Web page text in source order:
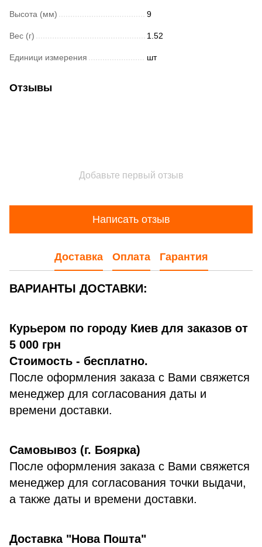
Высота (мм) 9
Вес (г) 1.52
Единици измерения шт
Отзывы
Добавьте первый отзыв
Написать отзыв
Доставка Оплата Гарантия
ВАРИАНТЫ ДОСТАВКИ:
Курьером по городу Киев для заказов от
5 000 грн
Стоимость - бесплатно.
После оформления заказа с Вами свяжется
менеджер для согласования даты и
времени доставки.
Самовывоз (г. Боярка)
После оформления заказа с Вами свяжется
менеджер для согласования точки выдачи,
а также даты и времени доставки.
Доставка "Нова Пошта"